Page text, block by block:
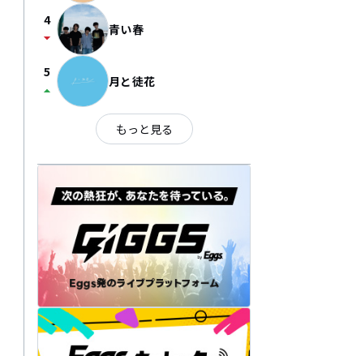
4
arrow_drop_down 青い春
5
arrow_drop_up 月と徒花
もっと見る